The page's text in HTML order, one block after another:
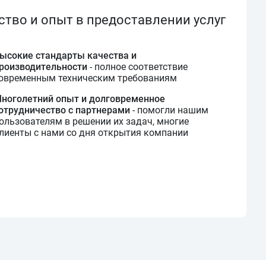
и опыт в предоставлении услуг
стандарты качества и
- полное соответствие
техническим требованиям
опыт и долговременное
с партнерами - помогли нашим
в решении их задач, многие
с нами со дня открытия компании